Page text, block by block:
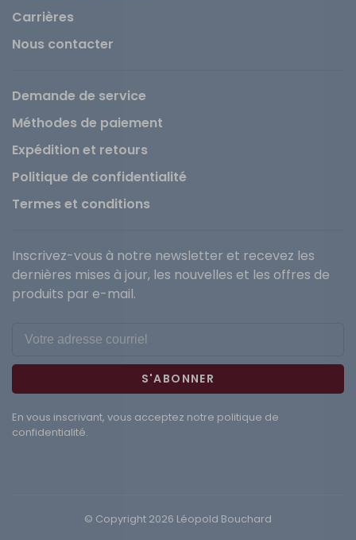
Carrières
Nous contacter
Demande de service
Méthodes de paiement
Expédition et retours
Politique de confidentialité
Termes et conditions
Inscrivez-vous à notre newsletter et recevez les
dernières mises à jour, les nouvelles et les offres de
produits par e-mail.
S'ABONNER
En vous inscrivant, vous acceptez notre politique de
confidentialité.
© Copyright 2026 Léopold Bouchard